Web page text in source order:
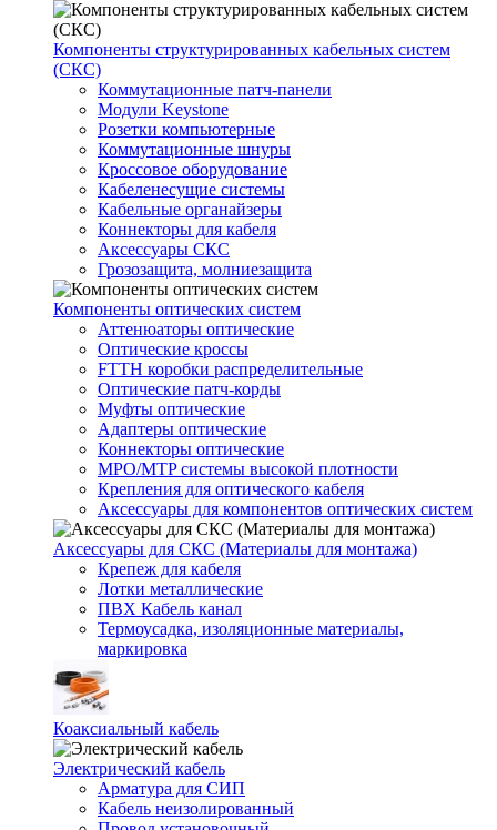
Компоненты структурированных кабельных систем
(СКС)
Коммутационные патч-панели
Модули Keystone
Розетки компьютерные
Коммутационные шнуры
Кроссовое оборудование
Кабеленесущие системы
Кабельные органайзеры
Коннекторы для кабеля
Аксессуары СКС
Грозозащита, молниезащита
Компоненты оптических систем
Аттенюаторы оптические
Оптические кроссы
FTTH коробки распределительные
Оптические патч-корды
Муфты оптические
Адаптеры оптические
Коннекторы оптические
MPO/MTP системы высокой плотности
Крепления для оптического кабеля
Аксессуары для компонентов оптических систем
Аксессуары для СКС (Материалы для монтажа)
Крепеж для кабеля
Лотки металлические
ПВХ Кабель канал
Термоусадка, изоляционные материалы,
маркировка
Коаксиальный кабель
Электрический кабель
Арматура для СИП
Кабель неизолированный